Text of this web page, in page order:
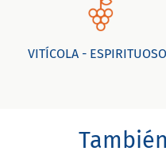
VITÍCOLA -